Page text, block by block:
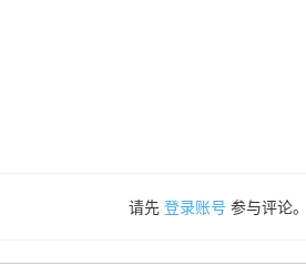
请先 登录账号 参与评论。